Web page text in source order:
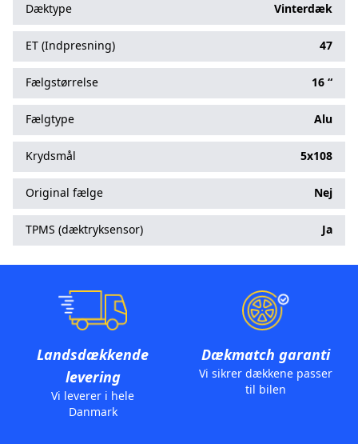
Dæktype Vinterdæk
ET (Indpresning) 47
Fælgstørrelse 16 “
Fælgtype Alu
Krydsmål 5x108
Original fælge Nej
TPMS (dæktryksensor) Ja
Landsdækkende
levering
Vi leverer i hele
Danmark
Dækmatch garanti
Vi sikrer dækkene passer
til bilen